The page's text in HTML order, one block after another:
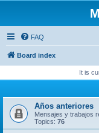
FAQ
Board index
It is
Años anteriores
Mensajes y trabajos
Topics: 76